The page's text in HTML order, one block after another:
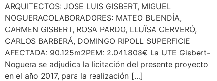
ARQUITECTOS: JOSE LUIS GISBERT, MIGUEL
NOGUERACOLABORADORES: MATEO BUENDÍA,
CARMEN GISBERT, ROSA PARDO, LLUÏSA CERVERÓ,
CARLOS BARBERÁ, DOMINGO RIPOLL SUPERFICIE
AFECTADA: 90.125m2PEM: 2.041.808€ La UTE Gisbert-
Noguera se adjudica la licitación del presente proyecto
en el año 2017, para la realización […]